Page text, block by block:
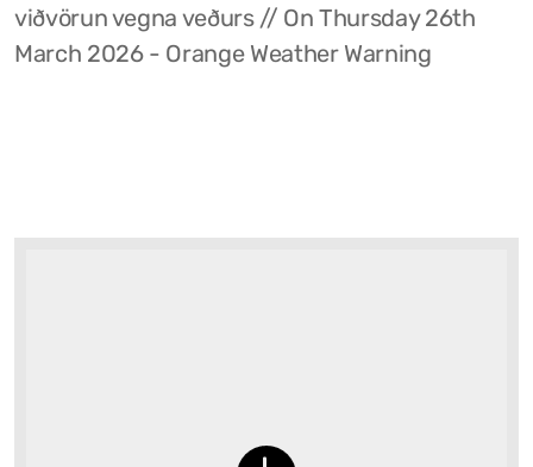
viðvörun vegna veðurs // On Thursday 26th
March 2026 - Orange Weather Warning